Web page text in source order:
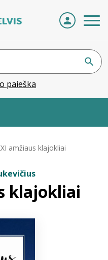
paieška
amžiaus klajokliai
klajokliai